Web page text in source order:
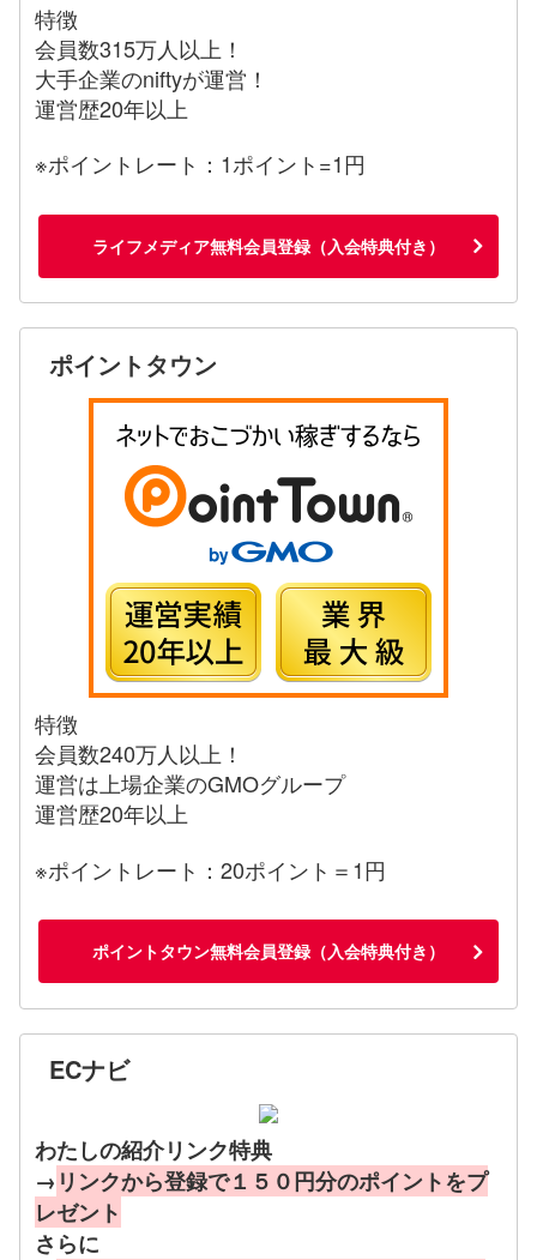
特徴
会員数315万人以上！
大手企業のniftyが運営！
運営歴20年以上
※ポイントレート：1ポイント=1円
ライフメディア無料会員登録（入会特典付き）
ポイントタウン
特徴
会員数240万人以上！
運営は上場企業のGMOグループ
運営歴20年以上
※ポイントレート：20ポイント＝1円
ポイントタウン無料会員登録（入会特典付き）
ECナビ
わたしの紹介リンク特典
→ リンクから登録で１５０円分のポイントをプ
レゼント
さらに